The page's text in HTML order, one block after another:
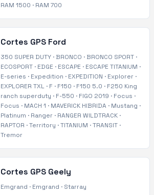
RAM 1500 · RAM 700
Cortes GPS Ford
350 SUPER DUTY · BRONCO · BRONCO SPORT ·
ECOSPORT · EDGE · ESCAPE · ESCAPE TITANIUM ·
E-series · Expedition · EXPEDITION · Explorer ·
EXPLORER TXL · F · F150 · F150 5.0 · F250 King
ranch superduty · F-550 · FIGO 2019 · Focus ·
Focus · MACH 1 · MAVERICK HIBRIDA · Mustang ·
Platinum · Ranger · RANGER WILDTRACK ·
RAPTOR ·Territory ·TITANIUM ·TRANSIT ·
Tremor
Cortes GPS Geely
Emgrand · Emgrand · Starray